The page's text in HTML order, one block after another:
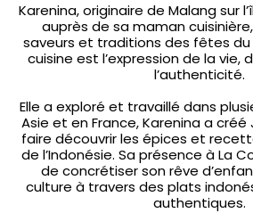
Karenina, originaire de Malang sur
auprès de sa maman
saveurs et traditions des fêtes du
cuisine est l’expression de la vie,
l’authenticité.
Elle a exploré et travaillé dans
Asie et en France, Karenina a créé
faire découvrir les épices et
de l’Indonésie. Sa présence à La
de concrétiser son rêve
culture à travers des plats
authentiques.